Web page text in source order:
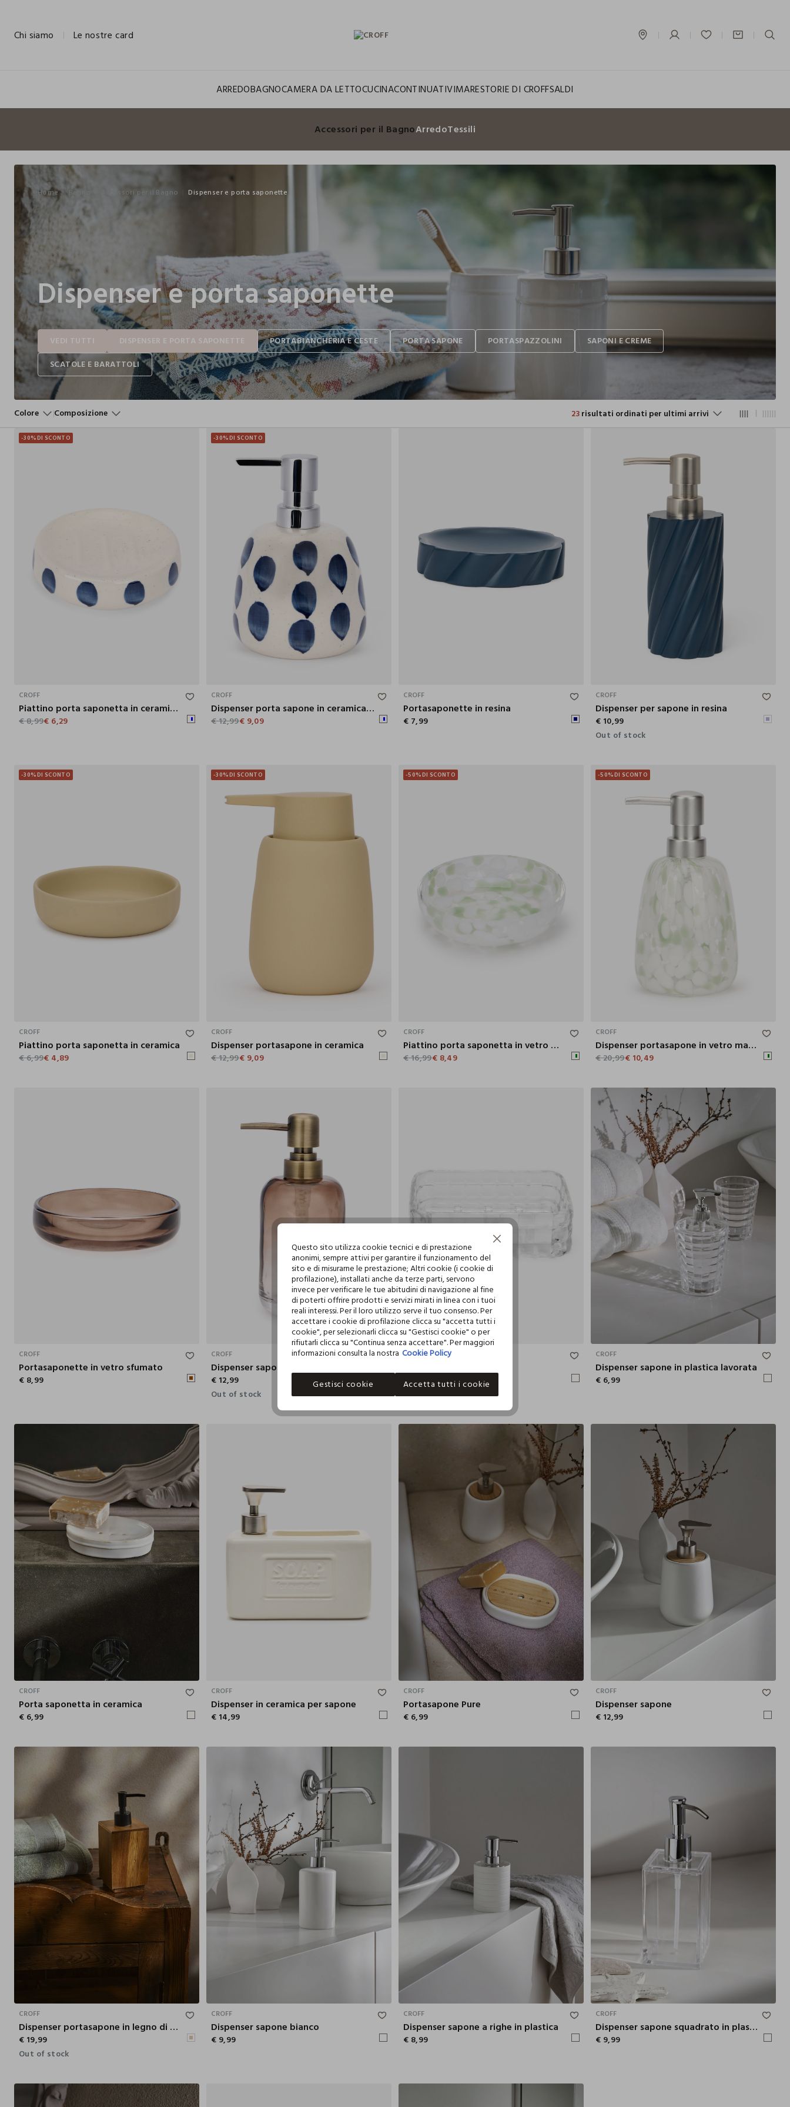
Chi siamo Le nostre card
ARREDOBAGNOCAMERA DA LETTOCUCINACONTINUATIVIMARESTORIE DI CROFFSALDI
Accessori per il BagnoArredoTessili
Home Bagno Accessori per il Bagno Dispenser e porta saponette
Dispenser e porta saponette
Colore Composizione 23risultati ordinati per ultimi arrivi
-30%DI SCONTO
CROFF
Piattino porta saponetta in ceramica a pois
€ 8,99€ 6,29
-30%DI SCONTO
CROFF
Dispenser porta sapone in ceramica a pois
€ 12,99€ 9,09
CROFF
Portasaponette in resina
€ 7,99
CROFF
Dispenser per sapone in resina
€ 10,99
Out of stock
-30%DI SCONTO
CROFF
Piattino porta saponetta in ceramica
€ 6,99€ 4,89
-30%DI SCONTO
CROFF
Dispenser portasapone in ceramica
€ 12,99€ 9,09
-50%DI SCONTO
CROFF
Piattino porta saponetta in vetro maculato
€ 16,99€ 8,49
-50%DI SCONTO
CROFF
Dispenser portasapone in vetro maculato
€ 20,99€ 10,49
CROFF
Portasaponette in vetro sfumato
€ 8,99
16.8X7.4 CM
CROFF
€ 12,99
Out of stock
CROFF
€ 4,99
16.8X8.4 CM
CROFF
Dispenser sapone in plastica lavorata
€ 6,99
CROFF
Porta saponetta in ceramica
€ 6,99
CROFF
Dispenser in ceramica per sapone
€ 14,99
9.3X3.5X13 CM
CROFF
Portasapone Pure
€ 6,99
CROFF
Dispenser sapone
€ 12,99
CROFF
Dispenser portasapone in legno di acacia
€ 19,99
Out of stock
CROFF
Dispenser sapone bianco
€ 9,99
15.2X7.5 CM
CROFF
Dispenser sapone a righe in plastica
€ 8,99
CROFF
Dispenser sapone squadrato in plastica
€ 9,99
Questo sito utilizza cookie tecnici e di prestazione
anonimi, sempre attivi per garantire il funzionamento del
sito e di misurarne le prestazione; Altri cookie (i cookie di
profilazione), installati anche da terze parti, servono
invece per verificare le tue abitudini di navigazione al fine
di poterti offrire prodotti e servizi mirati in linea con i tuoi
reali interessi. Per il loro utilizzo serve il tuo consenso. Per
accettare i cookie di profilazione clicca su "accetta tutti i
cookie", per selezionarli clicca su "Gestisci cookie" o per
rifiutarli clicca su "Continua senza accettare". Per maggiori
informazioni consulta la nostra Cookie Policy
Gestisci cookie Accetta tutti i cookie
Continua senza accettare